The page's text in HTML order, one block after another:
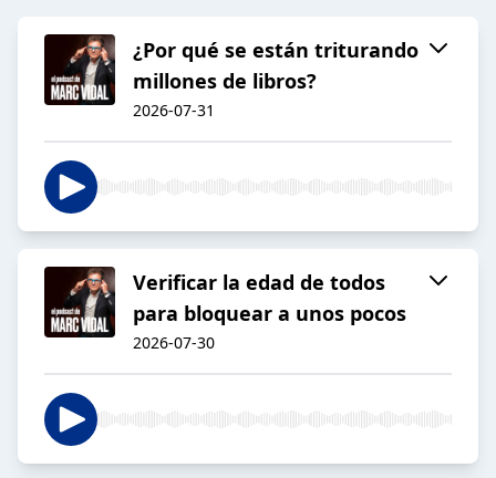
¿Por qué se están triturando
millones de libros?
2026-07-31
Verificar la edad de todos
para bloquear a unos pocos
2026-07-30